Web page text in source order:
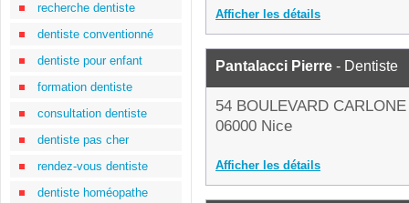
recherche dentiste
dentiste conventionné
dentiste pour enfant
formation dentiste
consultation dentiste
dentiste pas cher
rendez-vous dentiste
dentiste homéopathe
Afficher les détails
Pantalacci Pierre - Dentiste
54 BOULEVARD CARLONE
06000 Nice
Afficher les détails